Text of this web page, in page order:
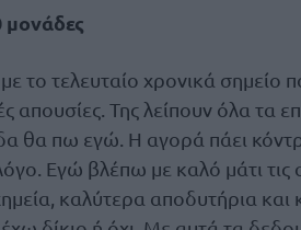
μονάδες
το τελευταίο χρονικά σημείο
απουσίες. Της λείπουν όλα τα
θα πω εγώ. Η αγορά πάει
Εγώ βλέπω με καλό μάτι τις
καλύτερα αποδυτήρια και